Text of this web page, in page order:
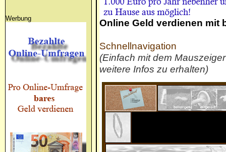
Werbung Online Geld verdienen mit
Schnellnavigation
(Einfach mit dem
weitere Infos zu erhalten)